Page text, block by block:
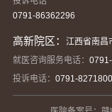
0791-86362296
高新院区：
江西省南昌
就医咨询服务电话：
投诉电话： 0791-